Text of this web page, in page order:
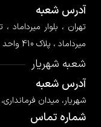
آدرس شعبه
تهران ، بلوار میرداماد
میرداماد ، پلاک 410 واحد 9
شعبه شهریار
آدرس شعبه
شهریار، میدان
شماره تماس